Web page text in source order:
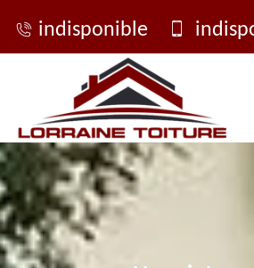
indisponible